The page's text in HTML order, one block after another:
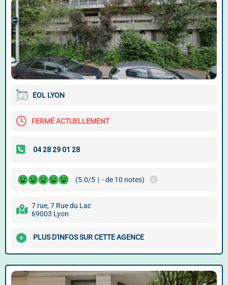
EOL LYON
FERMÉ ACTUELLEMENT
(5.0/5 | - de 10 notes)
7 rue, 7 Rue du Lac
69003 Lyon
PLUS D'INFOS SUR CETTE AGENCE